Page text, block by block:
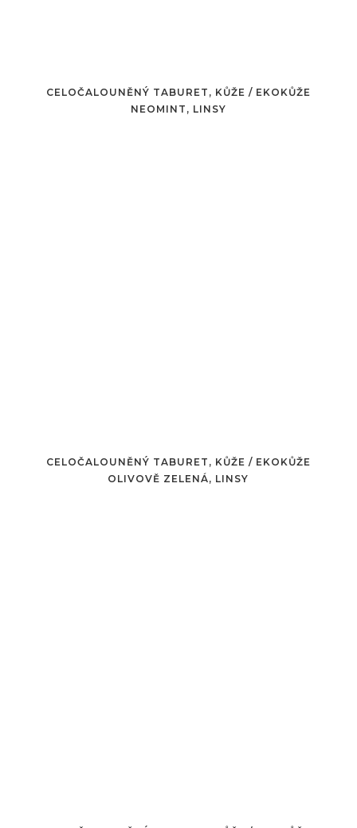
CELOČALOUNĚNÝ TABURET, KŮŽE / EKOKŮŽE
NEOMINT, LINSY
CELOČALOUNĚNÝ TABURET, KŮŽE / EKOKŮŽE
OLIVOVĚ ZELENÁ, LINSY